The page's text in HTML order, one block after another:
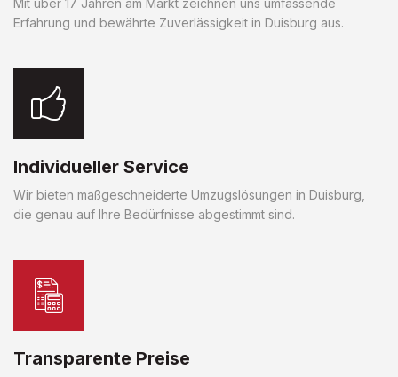
Mit über 17 Jahren am Markt zeichnen uns umfassende
Erfahrung und bewährte Zuverlässigkeit in Duisburg aus.
Individueller Service
Wir bieten maßgeschneiderte Umzugslösungen in Duisburg,
die genau auf Ihre Bedürfnisse abgestimmt sind.
Transparente Preise